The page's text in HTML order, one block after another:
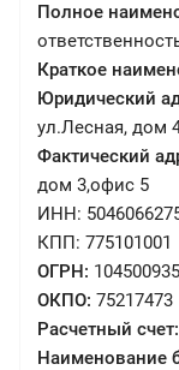
Полное
Краткое
Юридический
ул.Лесная, дом
Фактический
дом 3,офис 5
ИНН:
КПП: 775101001
ОГРН:
ОКПО: 75217473
Расчетный счет:
Наименование